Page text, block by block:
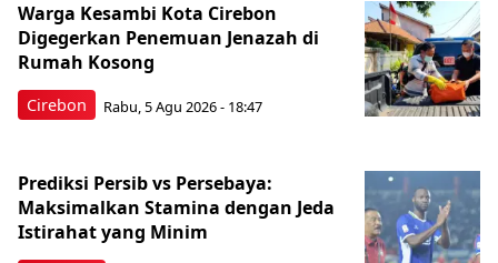
Cirebon
Warga Kesambi Kota Cirebon
Digegerkan Penemuan Jenazah di
Rumah Kosong
Rabu, 5 Agu 2026 - 18:47
Prediksi Persib vs Persebaya:
Maksimalkan Stamina dengan Jeda
Istirahat yang Minim